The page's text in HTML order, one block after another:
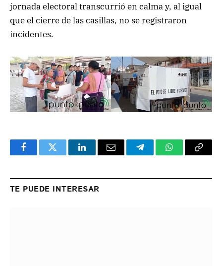
jornada electoral transcurrió en calma y, al igual
que el cierre de las casillas, no se registraron
incidentes.
FacebookTwitter LinkedInEmail TelegramWhatsApp
Copy
TE PUEDE INTERESAR